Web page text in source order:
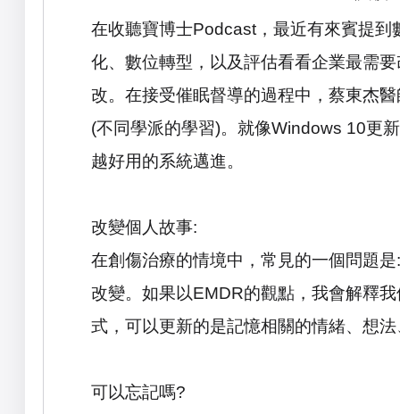
在收聽寶博士Podcast ，最近有來賓提
化、數位轉型，以及評估看看企業最需
改。在接受催眠督導的過程中，蔡東杰
(不同學派的學習)。就像Windows 10更
越好用的系統邁進。
改變個人故事:
在創傷治療的情境中，常見的一個問題是:
改變。如果以EMDR的觀點，我會解釋
式，可以更新的是記憶相關的情緒、想
可以忘記嗎?